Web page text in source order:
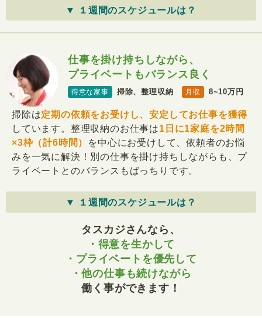
▼ １週間のスケジュールは？
仕事を掛け持ちしながら、
プライベートもバランス良く
得意な家事 掃除、整理収納 月収 8~10万円
掃除は定期の依頼をお受けし、安定してお仕事を獲得
しています。整理収納のお仕事は1日に1家庭を2時間
×3枠（計6時間）
を中心にお受けして、依頼者のお悩
みを一気に解決！別の仕事を掛け持ちしながらも、プ
ライベートとのバランスもばっちりです。
▼ １週間のスケジュールは？
タスカジさんなら、
・得意を生かして
・プライベートを優先して
・他の仕事も続けながら
働く事ができます！